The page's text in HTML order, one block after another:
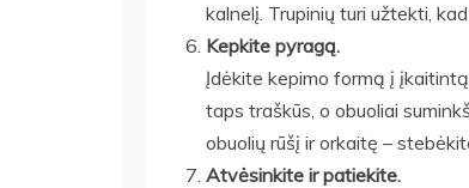
kalnelį. Trupinių turi užtekti,
Kepkite pyragą.
Įdėkite kepimo formą į
taps traškūs, o obuoliai
obuolių rūšį ir orkaitę –
Atvėsinkite ir patiekite.